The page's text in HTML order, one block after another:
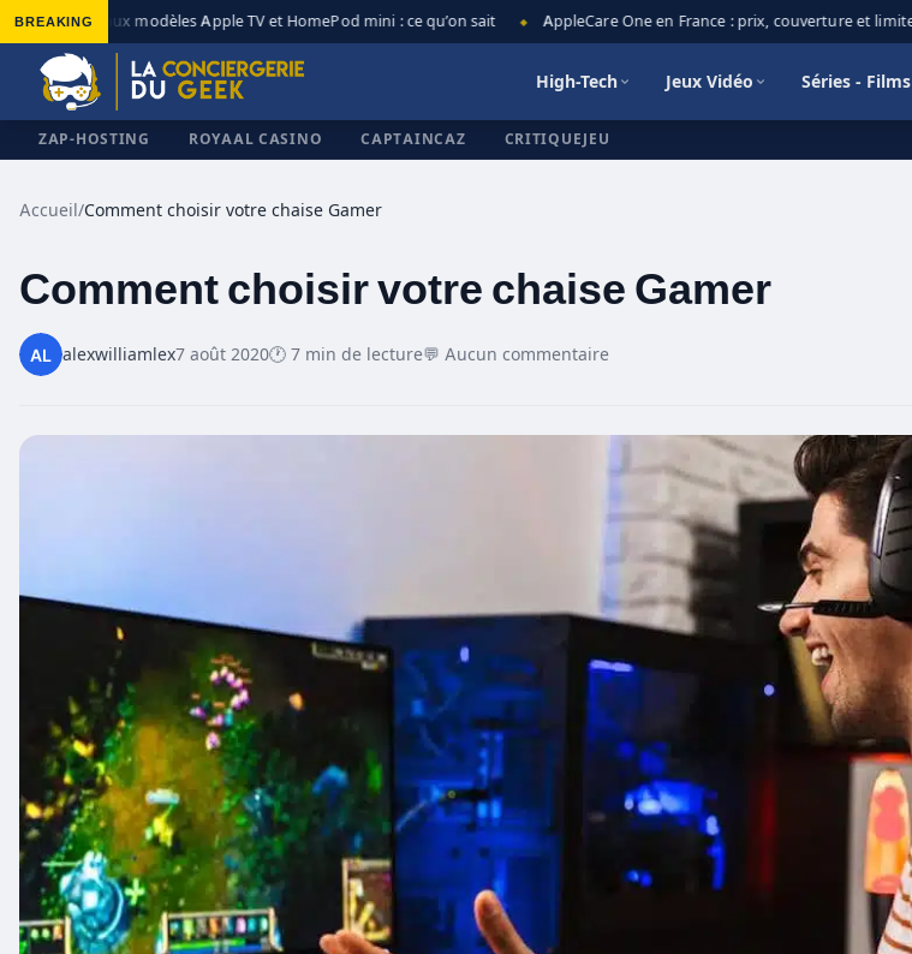
BREAKING
◆ Nouveaux modèles Apple TV et HomePod mini : ce qu’on sait AppleCare One en France : prix, couverture et limites
High-Tech Jeux Vidéo Séries - Films
ZAP-HOSTING ROYAAL CASINO CAPTAINCAZ CRITIQUEJEU
✕
Accueil/Comment choisir votre chaise Gamer
Comment choisir votre chaise Gamer
alexwilliamlex7 août 2020🕐 7 min de lecture💬 Aucun commentaire